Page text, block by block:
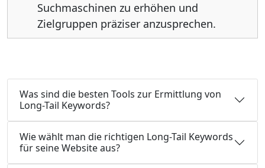
Suchmaschinen zu erhöhen und
Zielgruppen präziser anzusprechen.
Was sind die besten Tools zur Ermittlung von
Long-Tail Keywords?
Wie wählt man die richtigen Long-Tail Keywords
für seine Website aus?